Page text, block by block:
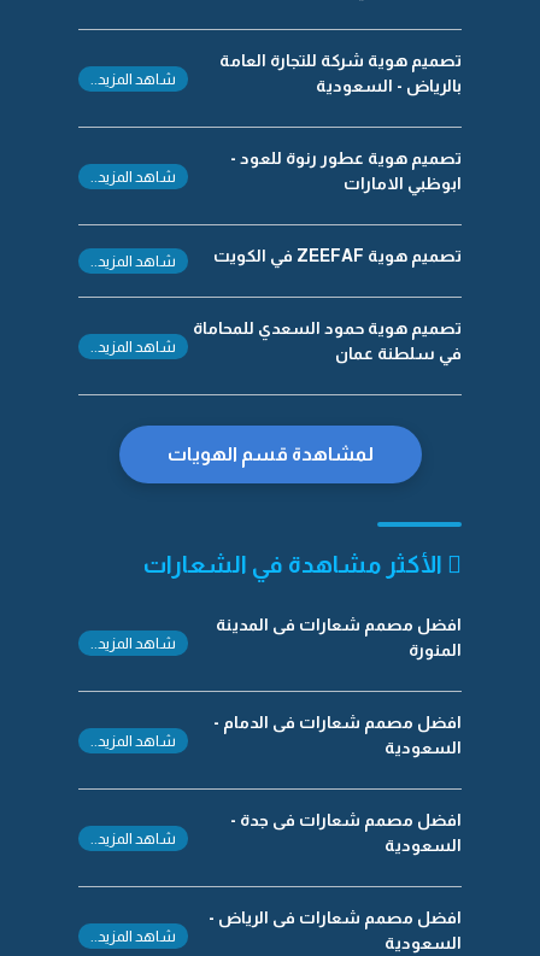
تصميم هوية شركة للتجارة العامة
بالرياض - السعودية
شاهد المزيد..
تصميم هوية عطور رنوة للعود -
ابوظبي الامارات
شاهد المزيد..
تصميم هوية ZEEFAF في الكويت شاهد المزيد..
تصميم هوية حمود السعدي للمحاماة
في سلطنة عمان
شاهد المزيد..
لمشاهدة قسم الهويات
الأكثر مشاهدة في الشعارات
افضل مصمم شعارات فى المدينة
المنورة
شاهد المزيد..
افضل مصمم شعارات فى الدمام -
السعودية
شاهد المزيد..
افضل مصمم شعارات فى جدة -
السعودية
شاهد المزيد..
افضل مصمم شعارات فى الرياض -
السعودية
شاهد المزيد..